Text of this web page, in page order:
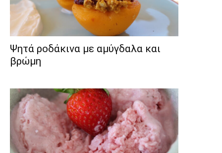
Ψητά ροδάκινα με αμύγδαλα και
βρώμη